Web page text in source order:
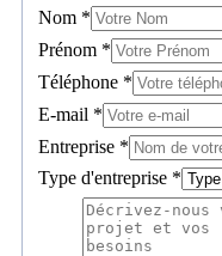
Nom *
Prénom *
Téléphone *
E-mail *
Entreprise *
Type d'entreprise *